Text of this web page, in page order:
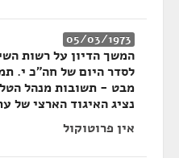
05/03/1973
המשך הדיון על רשות
לסדר היום של חה"כ י.
מבט - תשובות מנהל
נציג האיגוד הארצי של
אין פרוטוקול